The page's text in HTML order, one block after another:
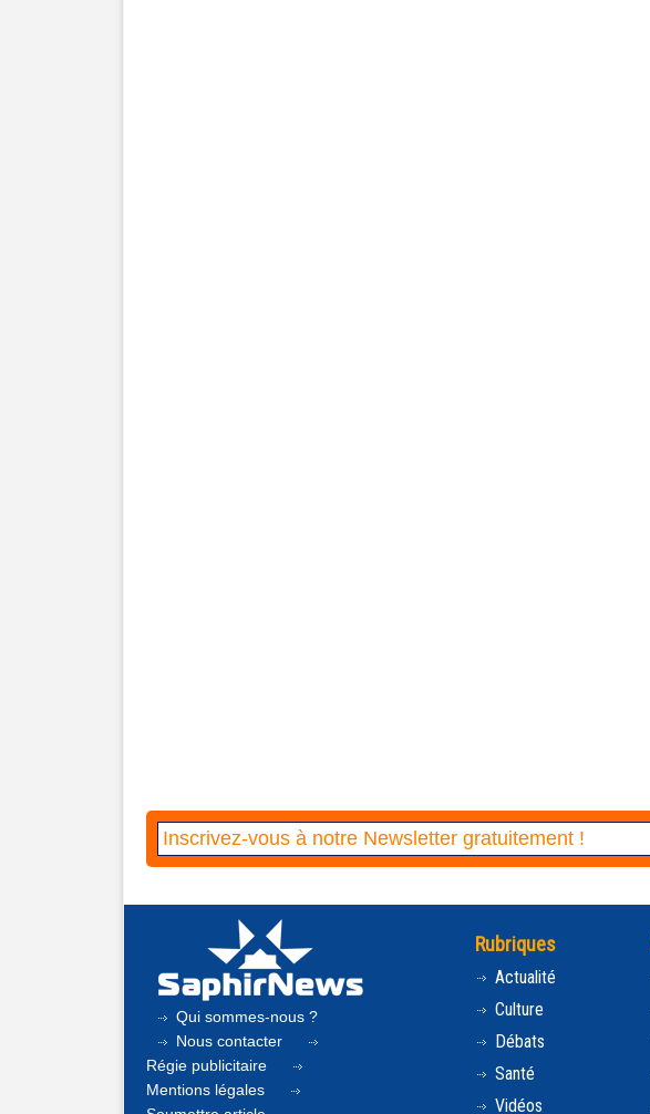
Qui sommes-nous ?
Nous contacter
Régie publicitaire
Mentions légales
Rubriques
Actualité
Culture
Débats
Santé
Vidéos